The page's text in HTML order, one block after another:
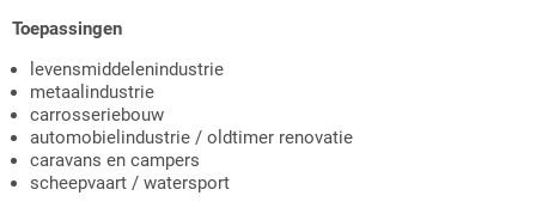
Toepassingen
levensmiddelenindustrie
metaalindustrie
carrosseriebouw
automobielindustrie / oldtimer renovatie
caravans en campers
scheepvaart / watersport